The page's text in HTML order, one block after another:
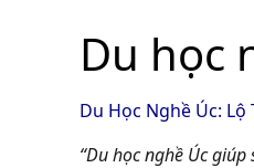
Du học
Du Học Nghề Úc:
“Du học nghề Úc